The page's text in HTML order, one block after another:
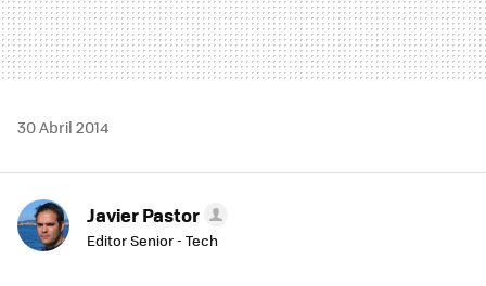
30 Abril 2014
Javier Pastor
Editor Senior - Tech